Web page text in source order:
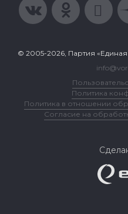
© 2005-2026, Партия
Политика
Политика в отношении
Согласие на